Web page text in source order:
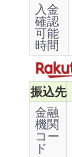
入金
確認
可能
時間
振込先
金融
機関
コー
ド